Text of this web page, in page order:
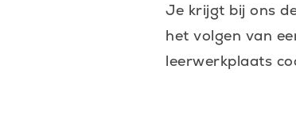
Je krijgt bij ons
het volgen van
leerwerkplaats